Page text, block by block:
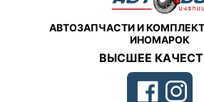
АВТОЗАПЧАСТИ И
ИНОМАРОК
ВЫСШЕЕ